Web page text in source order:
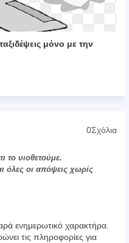
μόνο με την
0Σχόλια
το υιοθετούμε.
όλες οι απόψεις χωρίς
ενημερωτικό χαρακτήρα.
τις πληροφορίες για